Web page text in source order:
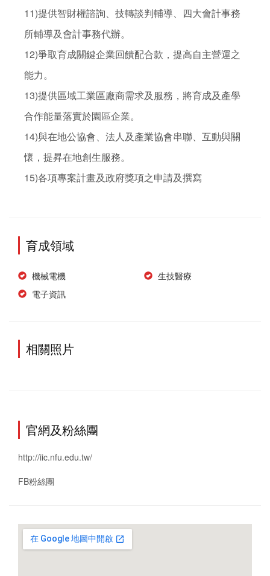
11)提供智財權諮詢、技轉談判輔導、四大會計事務
所輔導及會計事務代辦。
12)爭取育成關鍵企業回饋配合款，提高自主營運之
能力。
13)提供區域工業區廠商需求及服務，將育成及產學
合作能量落實於園區企業。
14)與在地公協會、法人及產業協會串聯、互動與關
懷，提昇在地創生服務。
育成領域
機械電機
生技醫療
電子資訊
相關照片
官網及粉絲團
http://iic.nfu.edu.tw/
FB粉絲團